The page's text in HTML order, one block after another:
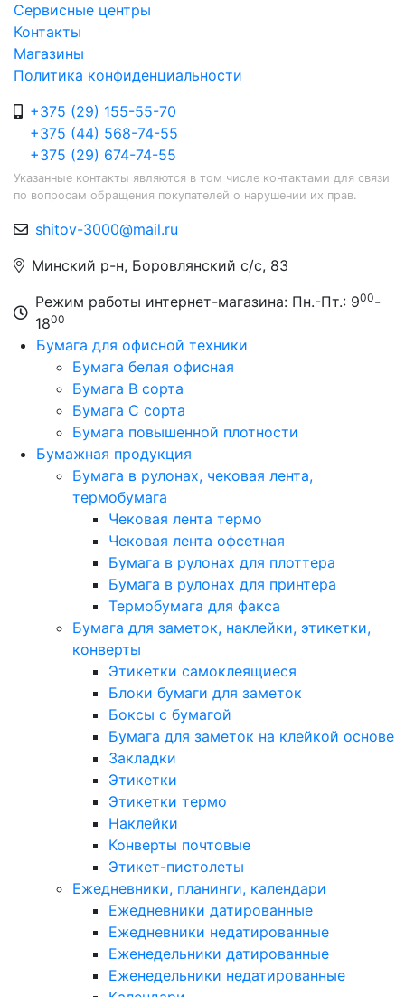
Сервисные центры
Контакты
Магазины
Политика конфиденциальности
+375 (29) 155-55-70
+375 (44) 568-74-55
+375 (29) 674-74-55
Указанные контакты являются в том числе контактами для связи
по вопросам обращения покупателей о нарушении их прав.
shitov-3000@mail.ru
Минский р-н, Боровлянский с/с, 83
Режим работы интернет-магазина: Пн.-Пт.: 900-
1800
Бумага для офисной техники
Бумага белая офисная
Бумага B сорта
Бумага C сорта
Бумага повышенной плотности
Бумажная продукция
Бумага в рулонах, чековая лента,
термобумага
Чековая лента термо
Чековая лента офсетная
Бумага в рулонах для плоттера
Бумага в рулонах для принтера
Термобумага для факса
Бумага для заметок, наклейки, этикетки,
конверты
Этикетки самоклеящиеся
Блоки бумаги для заметок
Боксы с бумагой
Бумага для заметок на клейкой основе
Закладки
Этикетки
Этикетки термо
Наклейки
Конверты почтовые
Этикет-пистолеты
Ежедневники, планинги, календари
Ежедневники датированные
Ежедневники недатированные
Еженедельники датированные
Еженедельники недатированные